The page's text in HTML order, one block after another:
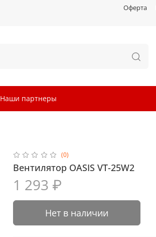
Оферта
Наши партнеры
(0)
Вентилятор OASIS VT-25W2
1 293 ₽
Нет в наличии